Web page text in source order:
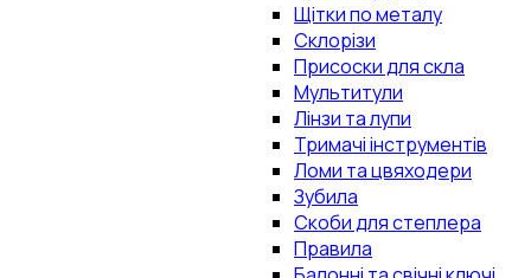
Щітки по металу
Склорізи
Присоски для скла
Мультитули
Лінзи та лупи
Тримачі інструментів
Ломи та цвяходери
Зубила
Скоби для степлера
Правила